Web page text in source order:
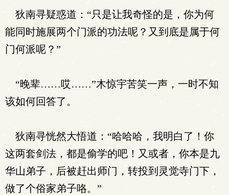
狄南寻疑惑道：“只是让我奇怪的是，你为何
能同时施展两个门派的功法呢？又到底是属于何
门何派呢？”
“晚辈……哎……”木惊宇苦笑一声，一时不知
该如何回答了。
狄南寻恍然大悟道：“哈哈哈，我明白了！你
这两套剑法，都是偷学的吧！又或者，你本是九
华山弟子，后被赶出师门，转投到灵觉寺门下，
做了个俗家弟子咯。”